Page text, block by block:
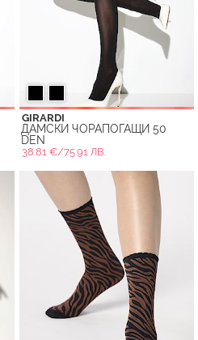
GIRARDI
ДАМСКИ ЧОРАПОГАЩИ 50
DEN
38.81 €/75.91 ЛВ.